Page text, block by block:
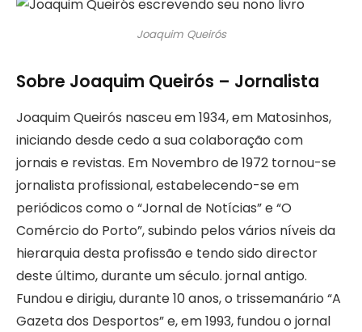
Joaquim Queirós
Sobre Joaquim Queirós – Jornalista
Joaquim Queirós nasceu em 1934, em Matosinhos,
iniciando desde cedo a sua colaboração com
jornais e revistas. Em Novembro de 1972 tornou-se
jornalista profissional, estabelecendo-se em
periódicos como o “Jornal de Notícias” e “O
Comércio do Porto”, subindo pelos vários níveis da
hierarquia desta profissão e tendo sido director
deste último, durante um século. jornal antigo.
Fundou e dirigiu, durante 10 anos, o trissemanário “A
Gazeta dos Desportos” e, em 1993, fundou o jornal